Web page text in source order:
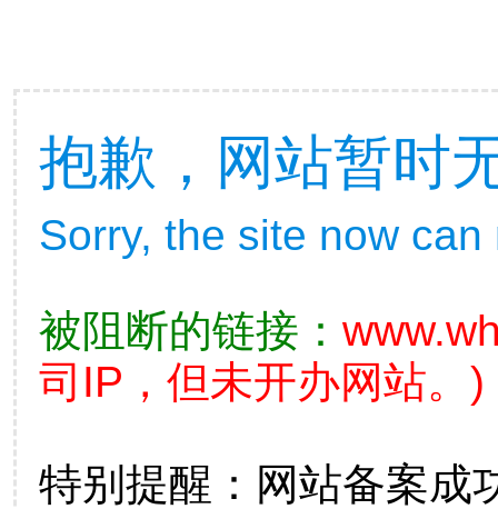
抱歉，网站暂时
Sorry, the site now
被阻断的链接：
司IP，但未开办网站。)
特别提醒：网站备案成